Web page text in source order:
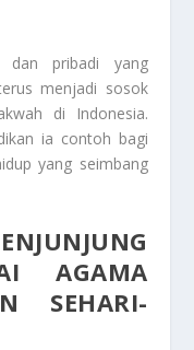
dan pribadi yang
menjadi sosok
di Indonesia.
ia contoh bagi
yang seimbang
AGAMA
SEHARI-